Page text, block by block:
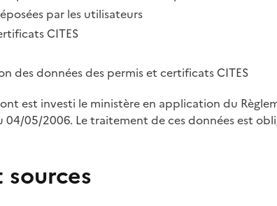
par les utilisateurs
CITES
données des permis et certificats CITES
est investi le ministère en application du
04/05/2006. Le traitement de ces données est